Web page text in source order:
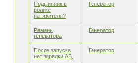
Подшипник в
ролике
натяжителя?
Генератор
Ремень
генератора
Генератор
После запуска
нет зарядки АБ,
Генератор